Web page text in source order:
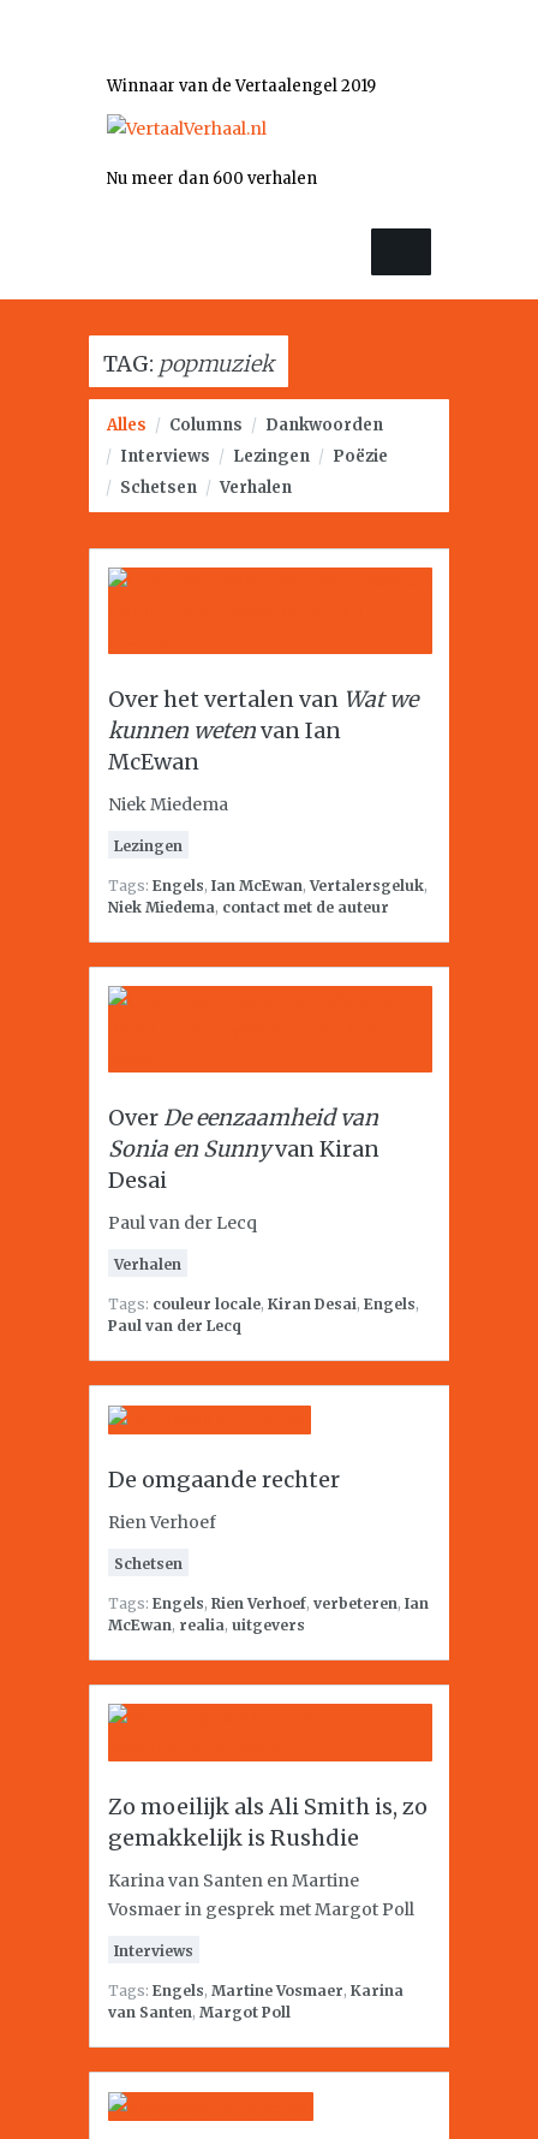
Winnaar van de Vertaalengel 2019
Nu meer dan 600 verhalen
TAG: popmuziek
Alles / Columns / Dankwoorden
/ Interviews / Lezingen / Poëzie
/ Schetsen / Verhalen
Over het vertalen van Wat we
kunnen wetenvan Ian
McEwan
Niek Miedema
Lezingen
Tags: Engels, Ian McEwan,Vertalersgeluk,
Niek Miedema, contact met de auteur
OverDe eenzaamheid van
Sonia en Sunnyvan Kiran
Desai
Paul van der Lecq
Verhalen
Tags: couleur locale, Kiran Desai, Engels,
Paul van der Lecq
De omgaande rechter
Rien Verhoef
Schetsen
Tags: Engels, Rien Verhoef, verbeteren, Ian
McEwan, realia, uitgevers
Zo moeilijk als Ali Smith is, zo
gemakkelijk is Rushdie
Karina van Santen en Martine
Vosmaer in gesprek met Margot Poll
Interviews
Tags: Engels, Martine Vosmaer, Karina
van Santen, Margot Poll